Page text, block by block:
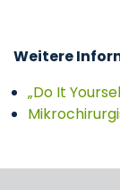
Weitere
„Do It